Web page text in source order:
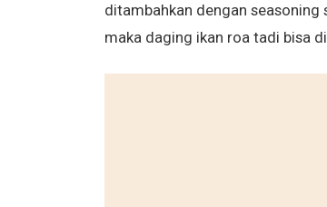
ditambahkan dengan
maka daging ikan roa tadi bisa